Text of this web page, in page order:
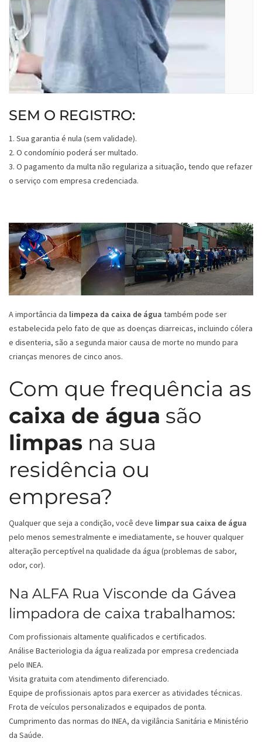
SEM O REGISTRO:
1. Sua garantia é nula (sem validade).
2. O condomínio poderá ser multado.
3. O pagamento da multa não regulariza a situação, tendo que refazer
o serviço com empresa credenciada.
A importância da limpeza da caixa de água também pode ser
estabelecida pelo fato de que as doenças diarreicas, incluindo cólera
e disenteria, são a segunda maior causa de morte no mundo para
crianças menores de cinco anos.
Com que frequência as
caixa de água são
limpas na sua
residência ou
empresa?
Qualquer que seja a condição, você deve limpar sua caixa de água
pelo menos semestralmente e imediatamente, se houver qualquer
alteração perceptível na qualidade da água (problemas de sabor,
odor, cor).
Na ALFA Rua Visconde da Gávea
limpadora de caixa trabalhamos:
Com profissionais altamente qualificados e certificados.
Análise Bacteriologia da água realizada por empresa credenciada
pelo INEA.
Visita gratuita com atendimento diferenciado.
Equipe de profissionais aptos para exercer as atividades técnicas.
Frota de veículos personalizados e equipados de ponta.
Cumprimento das normas do INEA, da vigilância Sanitária e Ministério
da Saúde.